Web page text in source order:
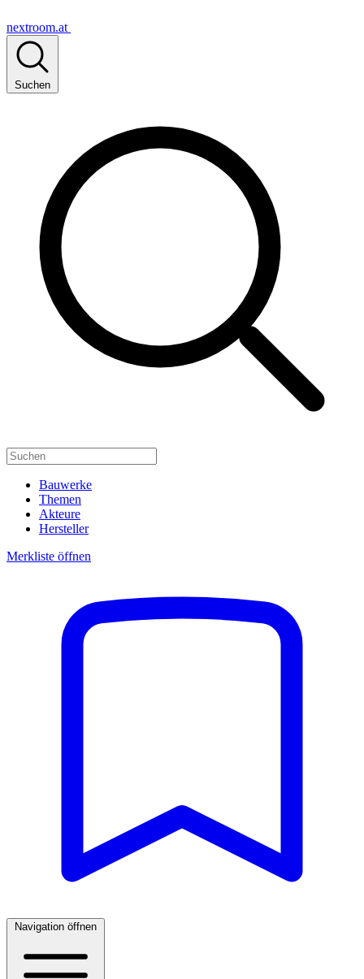
nextroom.at
Suchen
Bauwerke
Themen
Akteure
Hersteller
Merkliste öffnen
Navigation öffnen